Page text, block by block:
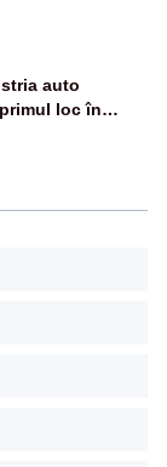
auto
loc în